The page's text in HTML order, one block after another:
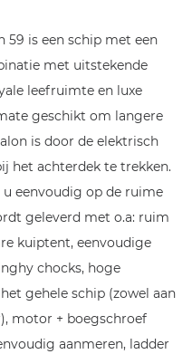
59 is een schip met een
met uitstekende
leefruimte en luxe
geschikt om langere
is door de elektrisch
het achterdek te trekken.
eenvoudig op de ruime
geleverd met o.a: ruim
kuiptent, eenvoudige
chocks, hoge
gehele schip (zowel aan
motor + boegschroef
aanmeren, ladder